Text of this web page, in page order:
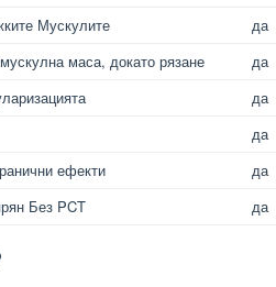
Мускулите
да
маса, докато рязане
да
да
да
ефекти
да
Без PCT да